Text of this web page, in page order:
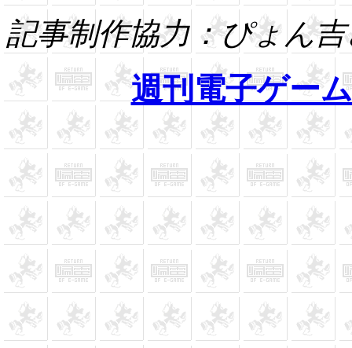
記事制作協力：ぴょん
週刊電子ゲー